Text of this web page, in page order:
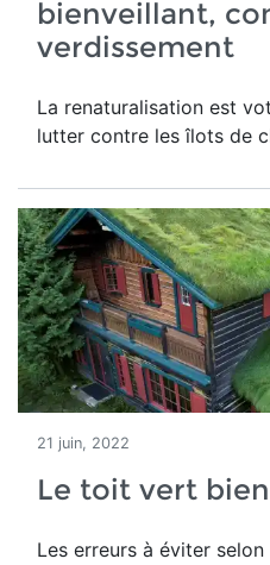
bienveillant,
verdissement
La renaturalisation est
lutter contre les îlots de
21 juin, 2022
Le toit vert
Les erreurs à éviter